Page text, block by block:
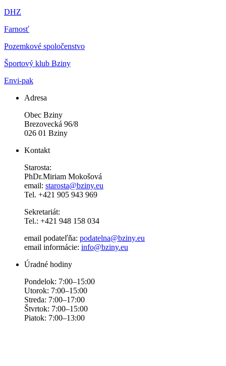
DHZ
Farnosť
Pozemkové spoločenstvo
Športový klub Bziny
Envi-pak
Adresa
Obec Bziny
Brezovecká 96/8
026 01 Bziny
Kontakt
Starosta:
PhDr.Miriam Mokošová
email: starosta@bziny.eu
Tel. +421 905 943 969
Sekretariát:
Tel.: +421 948 158 034
email podateľňa: podatelna@bziny.eu
email informácie: info@bziny.eu
Úradné hodiny
Pondelok: 7:00–15:00
Utorok: 7:00–15:00
Streda: 7:00–17:00
Štvrtok: 7:00–15:00
Piatok: 7:00–13:00